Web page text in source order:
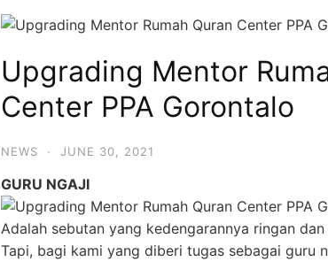
Upgrading Mentor
Center PPA Gorontalo
NEWS · JUNE 30, 2021
GURU NGAJI
Adalah sebutan yang kedengarannya ringan dan
Tapi, bagi kami yang diberi tugas sebagai guru